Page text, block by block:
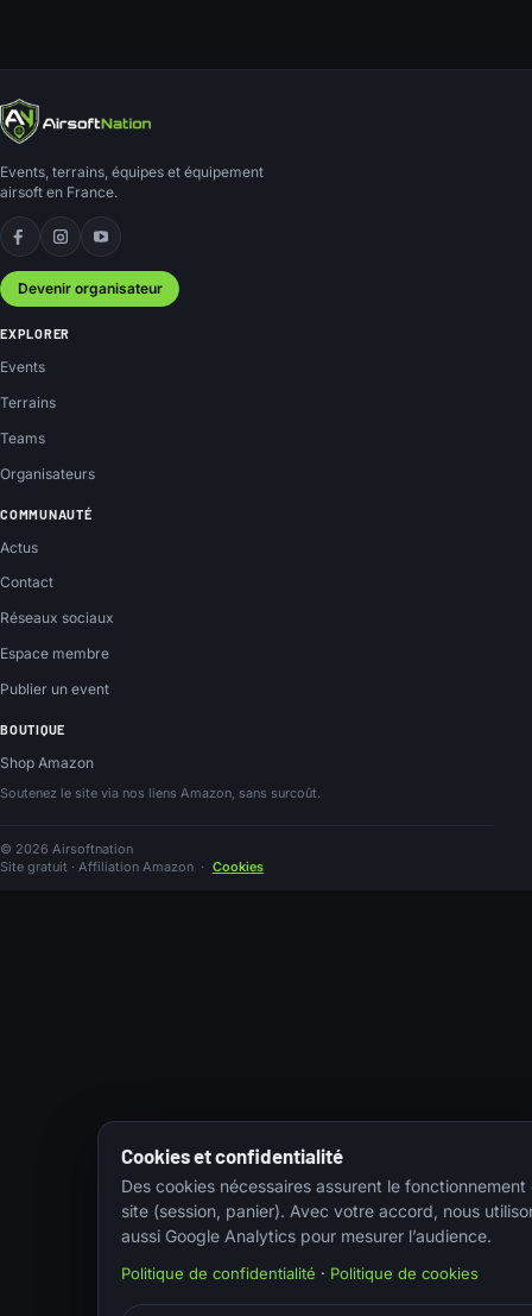
Events, terrains, équipes et équipement
airsoft en France.
Facebook
Instagram
YouTube
Devenir organisateur
EXPLORER
Events
Terrains
Teams
Organisateurs
COMMUNAUTÉ
Actus
Contact
Réseaux sociaux
Espace membre
Publier un event
BOUTIQUE
Shop Amazon
Soutenez le site via nos liens Amazon, sans surcoût.
© 2026 Airsoftnation
Site gratuit · Affiliation Amazon · Cookies
Cookies et confidentialité
Des cookies nécessaires assurent le fonctionnement
site (session, panier). Avec votre accord, nous
aussi Google Analytics pour mesurer l’audience.
Politique de confidentialité · Politique de cookies